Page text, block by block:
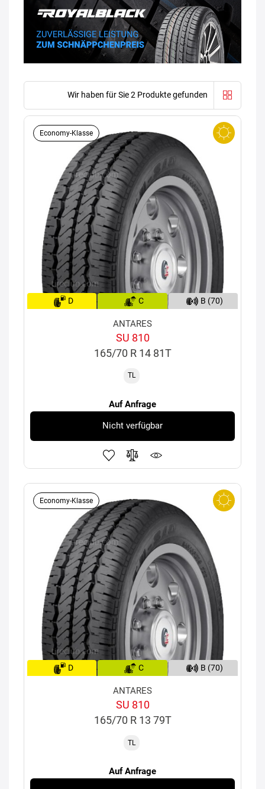
Wir haben für Sie 2 Produkte gefunden
Economy-Klasse
D C B (70)
ANTARES
SU 810
165/70 R 14 81T
TL
Auf Anfrage
Nicht verfügbar
Economy-Klasse
D C B (70)
ANTARES
SU 810
165/70 R 13 79T
TL
Auf Anfrage